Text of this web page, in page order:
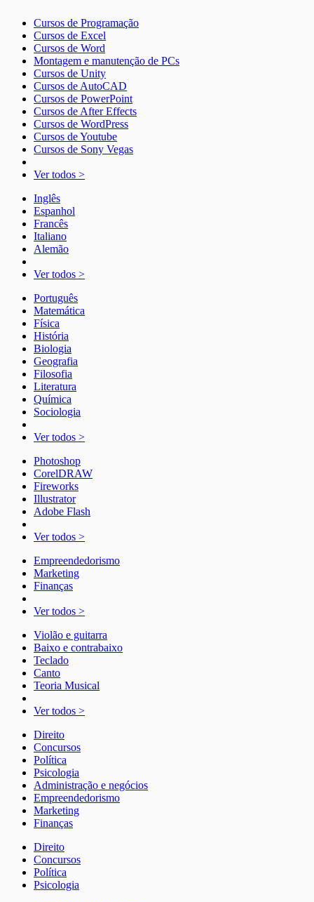
Cursos de Programação
Cursos de Excel
Cursos de Word
Montagem e manutenção de PCs
Cursos de Unity
Cursos de AutoCAD
Cursos de PowerPoint
Cursos de After Effects
Cursos de WordPress
Cursos de Youtube
Cursos de Sony Vegas
Ver todos >
Inglês
Espanhol
Francês
Italiano
Alemão
Ver todos >
Português
Matemática
Física
História
Biologia
Geografia
Filosofia
Literatura
Química
Sociologia
Ver todos >
Photoshop
CorelDRAW
Fireworks
Illustrator
Adobe Flash
Ver todos >
Empreendedorismo
Marketing
Finanças
Ver todos >
Violão e guitarra
Baixo e contrabaixo
Teclado
Canto
Teoria Musical
Ver todos >
Direito
Concursos
Política
Psicologia
Administração e negócios
Empreendedorismo
Marketing
Finanças
Direito
Concursos
Política
Psicologia